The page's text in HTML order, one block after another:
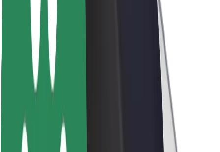
Sala de prensa
Directrices de la marca
Misión
Relación con inversores
Liderazgo
Marca
Fondo Urbano